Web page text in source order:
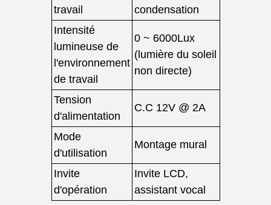
travail
condensation
Intensité
lumineuse de
l'environnement
de travail
0 ~ 6000Lux
(lumière du soleil
non directe)
Tension
d'alimentation
C.C 12V @ 2A
Mode
d'utilisation
Montage mural
Invite
d'opération
Invite LCD,
assistant vocal